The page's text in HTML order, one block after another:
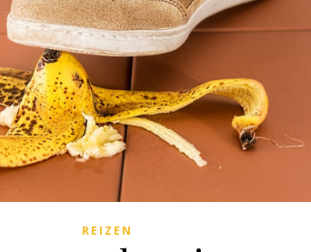
REIZEN